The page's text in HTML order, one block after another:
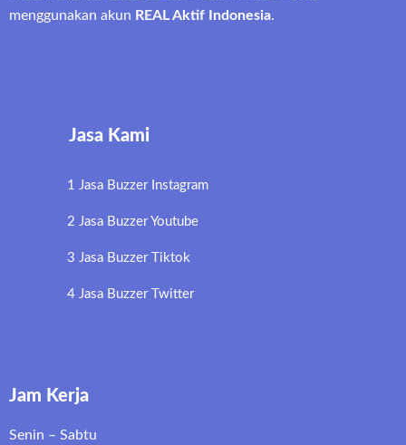
menggunakan akun REAL Aktif Indonesia.
Jasa Kami
1 Jasa Buzzer Instagram
2 Jasa Buzzer Youtube
3 Jasa Buzzer Tiktok
4 Jasa Buzzer Twitter
Jam Kerja
Senin – Sabtu